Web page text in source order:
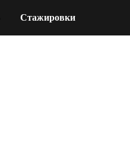
Стажировки